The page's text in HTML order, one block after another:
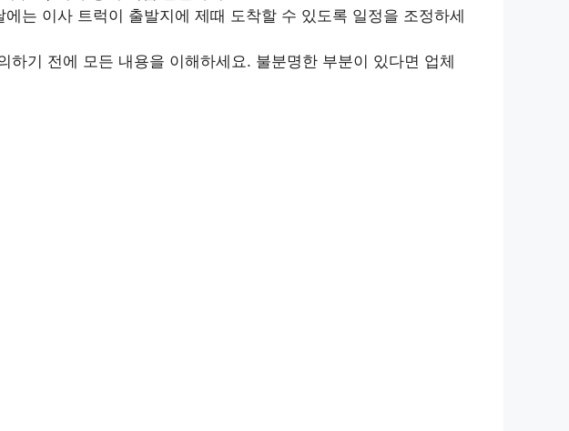
는 이사 트럭이 출발지에 제때 도착할 수 있도록 일정을 조정하세
기 전에 모든 내용을 이해하세요. 불분명한 부분이 있다면 업체